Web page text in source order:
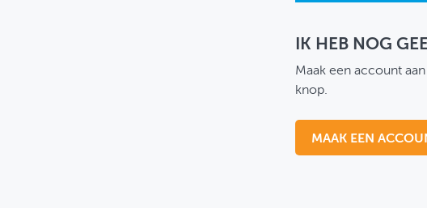
IK HEB NOG
Maak een account
knop.
MAAK EEN